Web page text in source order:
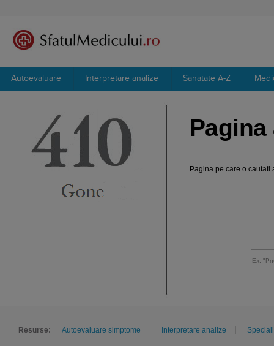
Autoevaluare Interpretare analize Sanatate A-Z
Pagina pe care o cautati
Ex:
Resurse: Autoevaluare simptome Interpretare analize